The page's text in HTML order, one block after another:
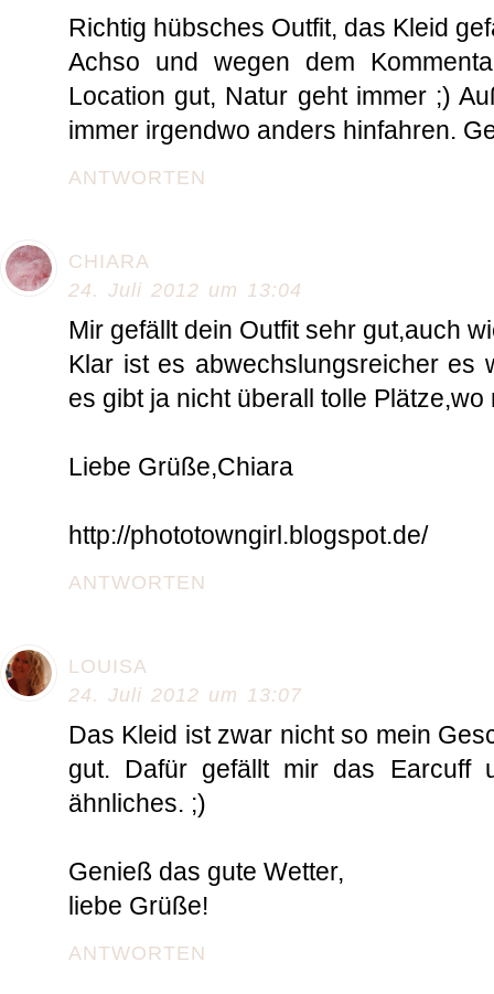
Richtig hübsches Outfit, das Kleid
Achso und wegen dem
Location gut, Natur geht immer ;)
immer irgendwo anders hinfahren.
ANTWORTEN
CHIARA
24. Juli 2012 um 13:04
Mir gefällt dein Outfit sehr gut,auch
Klar ist es abwechslungsreicher es
es gibt ja nicht überall tolle
Liebe Grüße,Chiara
http://phototowngirl.blogspot.de/
ANTWORTEN
LOUISA
24. Juli 2012 um 13:07
Das Kleid ist zwar nicht so mein
gut. Dafür gefällt mir das Earcuff
ähnliches. ;)
Genieß das gute Wetter,
liebe Grüße!
ANTWORTEN